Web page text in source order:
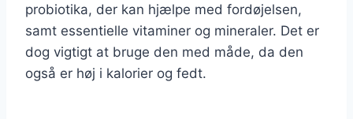
probiotika, der kan hjælpe med fordøjelsen,
samt essentielle vitaminer og mineraler. Det er
dog vigtigt at bruge den med måde, da den
også er høj i kalorier og fedt.